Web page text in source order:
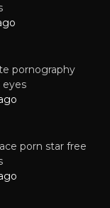
pornography
eyes
porn star free